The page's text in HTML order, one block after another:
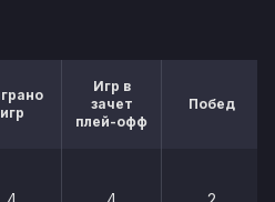
игр
Игр в
зачет
плей-офф
Побед